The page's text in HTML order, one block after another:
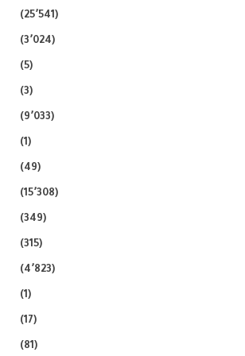
(25٬541)
(3٬024)
(5)
(3)
(9٬033)
(1)
(49)
(15٬308)
(349)
(315)
(4٬823)
(1)
(17)
(81)